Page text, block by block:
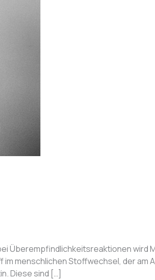
Überempfindlichkeitsreaktionen wird
menschlichen Stoffwechsel, der am
Diese sind […]